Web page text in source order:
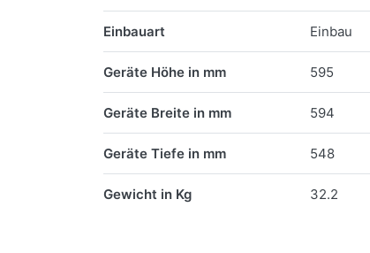
Einbauart Einbau
Geräte Höhe in mm 595
Geräte Breite in mm 594
Geräte Tiefe in mm 548
Gewicht in Kg 32.2